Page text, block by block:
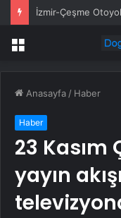
Menü
Anasayfa / Haber
Haber
23 Kasım
yayın